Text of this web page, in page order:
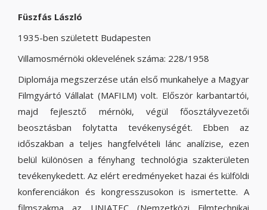
Füszfás László
1935-ben született Budapesten
Villamosmérnöki oklevelének száma: 228/1958
Diplomája megszerzése után első munkahelye a Magyar
Filmgyártó Vállalat (MAFILM) volt. Először karbantartói,
majd fejlesztő mérnöki, végül főosztályvezetői
beosztásban folytatta tevékenységét. Ebben az
időszakban a teljes hangfelvételi lánc analízise, ezen
belül különösen a fényhang technológia szakterületen
tevékenykedett. Az elért eredményeket hazai és külföldi
konferenciákon és kongresszusokon is ismertette. A